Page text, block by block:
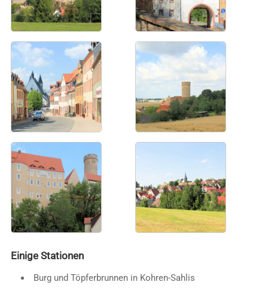
Einige Stationen
Burg und Töpferbrunnen in Kohren-Sahlis